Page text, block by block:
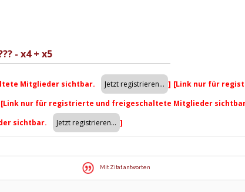
- x4 + x5
Mitglieder sichtbar. ] [Link nur für
[Link nur für registrierte und freigeschaltete Mitglieder
sichtbar.
]
Mit Zitat antworten